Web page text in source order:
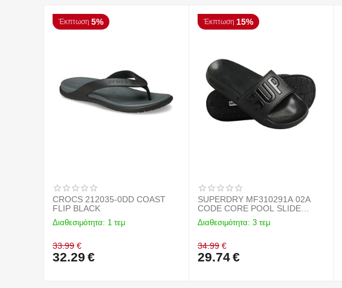
Έκπτωση 5%
CROCS 212035-0DD COAST
FLIP BLACK
Διαθεσιμότητα: 1 τεμ
33.99 €
32.29 €
Έκπτωση 15%
SUPERDRY MF310291A 02A
CODE CORE POOL SLIDE
BLACK
Διαθεσιμότητα: 3 τεμ
34.99 €
29.74€